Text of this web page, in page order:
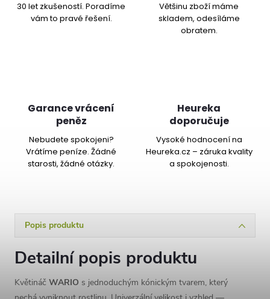
30 let zkušeností. Poradíme
vám to pravé řešení.
Většinu zboží máme
skladem, odesíláme
obratem.
Garance vrácení
peněz
Nebudete spokojeni?
Vrátíme peníze. Žádné
starosti, žádné otázky.
Heureka
doporučuje
Vysoké hodnocení na
Heureka.cz – záruka kvality
a spokojenosti.
Popis produktu
Detailní popis produktu
Květináč WARIO s jednoduchým kónickým tvarem, který